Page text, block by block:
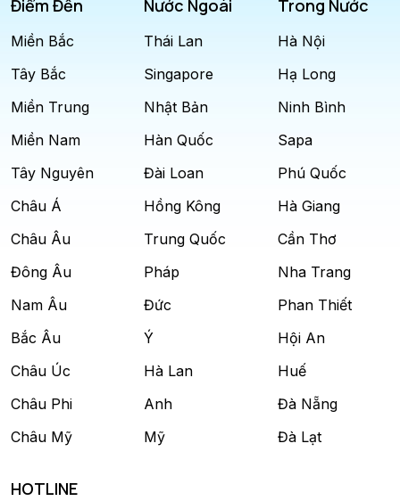
Điểm Đến
Miền Bắc
Tây Bắc
Miền Trung
Miền Nam
Tây Nguyên
Châu Á
Châu Âu
Đông Âu
Nam Âu
Bắc Âu
Châu Úc
Châu Phi
Châu Mỹ
Nước Ngoài
Thái Lan
Singapore
Nhật Bản
Hàn Quốc
Đài Loan
Hồng Kông
Trung Quốc
Pháp
Đức
Ý
Hà Lan
Anh
Mỹ
Trong Nước
Hà Nội
Hạ Long
Ninh Bình
Sapa
Phú Quốc
Hà Giang
Cần Thơ
Nha Trang
Phan Thiết
Hội An
Huế
Đà Nẵng
Đà Lạt
HOTLINE